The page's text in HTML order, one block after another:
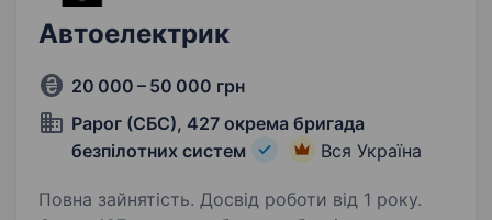
Автоелектрик
20 000 – 50 000 грн
Рарог (СБС), 427 окрема бригада
безпілотних систем
Вся Україна
Повна зайнятість. Досвід роботи від 1 року.